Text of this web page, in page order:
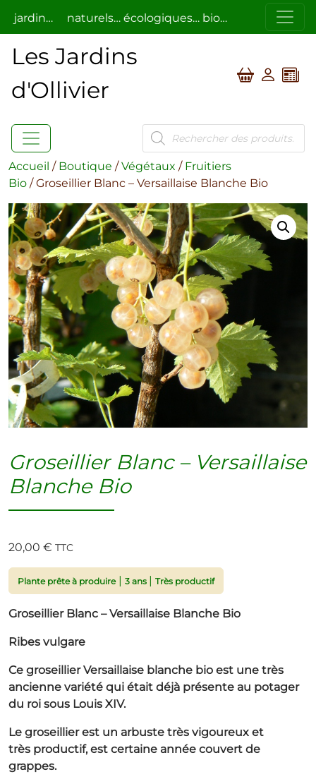
naturels… écologiques… bio… respectueux de
Les Jardins
d'Ollivier
Recherche
de
produits
Accueil / Boutique /Végétaux / Fruitiers
Bio / Groseillier Blanc – Versaillaise Blanche Bio
Groseillier Blanc – Versaillaise
Blanche Bio
20,00 € TTC
Plante prête à produire | 3 ans | Très productif
Groseillier Blanc – Versaillaise Blanche Bio
Ribes vulgare
Ce groseillier Versaillaise blanche bio est une très
ancienne variété qui était déjà présente au potager
du roi sous Louis XIV.
Le groseillier est un arbuste très vigoureux et
très productif, est certaine année couvert de
grappes.